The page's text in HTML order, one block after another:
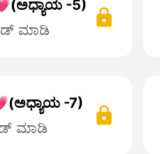
-5)
ಮಾಡಿ
-7)
ಮಾಡಿ